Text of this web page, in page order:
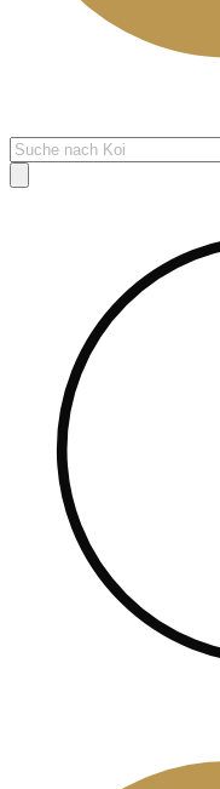
Products
search